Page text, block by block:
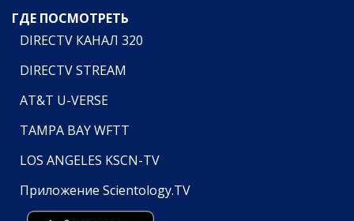
ГДЕ ПОСМОТРЕТЬ
DIRECTV КАНАЛ 320
DIRECTV STREAM
AT&T U-VERSE
TAMPA BAY WFTT
LOS ANGELES KSCN-TV
Приложение Scientology.TV